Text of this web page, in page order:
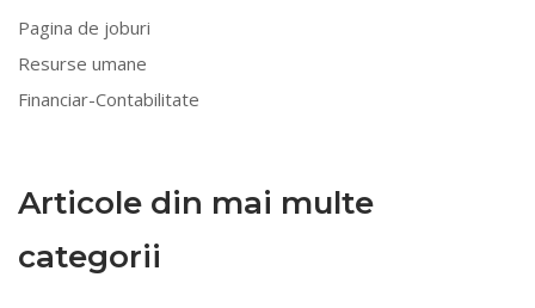
Pagina de joburi
Resurse umane
Financiar-Contabilitate
Articole din mai multe
categorii